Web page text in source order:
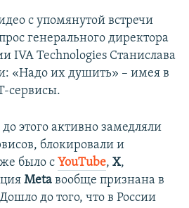
с упомянутой встречи
генерального директора
IVA Technologies Станислава
«Надо их душить» – имея в
сервисы.
этого активно замедляли
блокировали и
было с YouTube, X,
Meta вообще признана в
до того, что в России